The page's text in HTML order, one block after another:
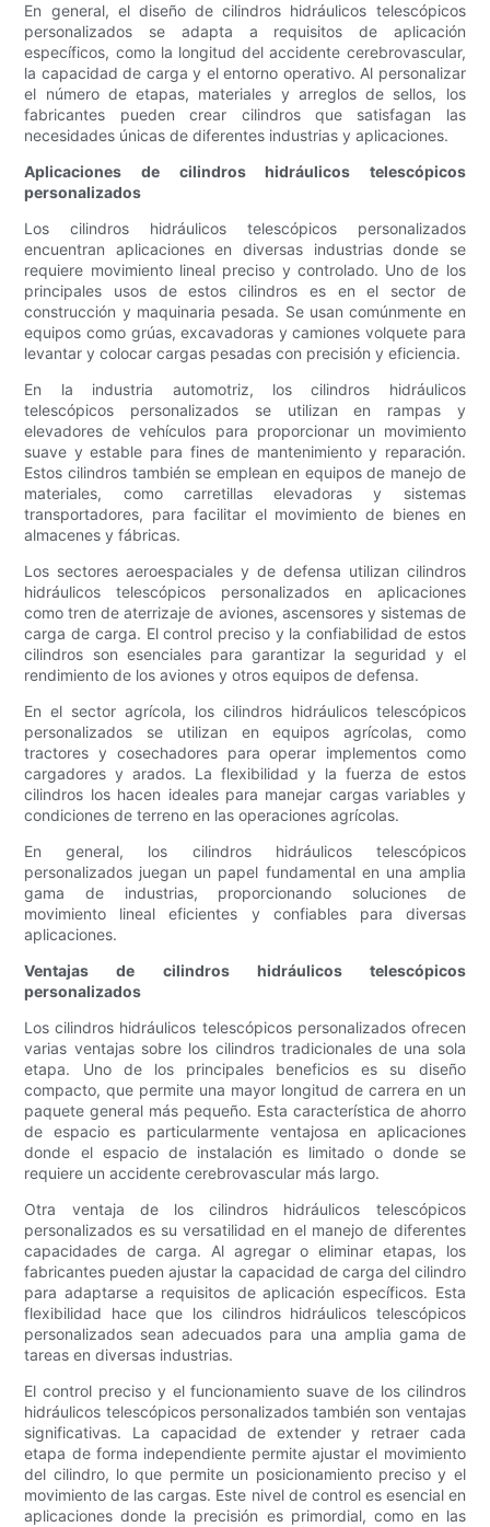
En general, el diseño de cilindros hidráulicos telescópicos
personalizados se adapta a requisitos de aplicación
específicos, como la longitud del accidente cerebrovascular,
la capacidad de carga y el entorno operativo. Al personalizar
el número de etapas, materiales y arreglos de sellos, los
fabricantes pueden crear cilindros que satisfagan las
necesidades únicas de diferentes industrias y aplicaciones.
Aplicaciones de cilindros hidráulicos telescópicos
personalizados
Los cilindros hidráulicos telescópicos personalizados
encuentran aplicaciones en diversas industrias donde se
requiere movimiento lineal preciso y controlado. Uno de los
principales usos de estos cilindros es en el sector de
construcción y maquinaria pesada. Se usan comúnmente en
equipos como grúas, excavadoras y camiones volquete para
levantar y colocar cargas pesadas con precisión y eficiencia.
En la industria automotriz, los cilindros hidráulicos
telescópicos personalizados se utilizan en rampas y
elevadores de vehículos para proporcionar un movimiento
suave y estable para fines de mantenimiento y reparación.
Estos cilindros también se emplean en equipos de manejo de
materiales, como carretillas elevadoras y sistemas
transportadores, para facilitar el movimiento de bienes en
almacenes y fábricas.
Los sectores aeroespaciales y de defensa utilizan cilindros
hidráulicos telescópicos personalizados en aplicaciones
como tren de aterrizaje de aviones, ascensores y sistemas de
carga de carga. El control preciso y la confiabilidad de estos
cilindros son esenciales para garantizar la seguridad y el
rendimiento de los aviones y otros equipos de defensa.
En el sector agrícola, los cilindros hidráulicos telescópicos
personalizados se utilizan en equipos agrícolas, como
tractores y cosechadores para operar implementos como
cargadores y arados. La flexibilidad y la fuerza de estos
cilindros los hacen ideales para manejar cargas variables y
condiciones de terreno en las operaciones agrícolas.
En general, los cilindros hidráulicos telescópicos
personalizados juegan un papel fundamental en una amplia
gama de industrias, proporcionando soluciones de
movimiento lineal eficientes y confiables para diversas
aplicaciones.
Ventajas de cilindros hidráulicos telescópicos
personalizados
Los cilindros hidráulicos telescópicos personalizados ofrecen
varias ventajas sobre los cilindros tradicionales de una sola
etapa. Uno de los principales beneficios es su diseño
compacto, que permite una mayor longitud de carrera en un
paquete general más pequeño. Esta característica de ahorro
de espacio es particularmente ventajosa en aplicaciones
donde el espacio de instalación es limitado o donde se
requiere un accidente cerebrovascular más largo.
Otra ventaja de los cilindros hidráulicos telescópicos
personalizados es su versatilidad en el manejo de diferentes
capacidades de carga. Al agregar o eliminar etapas, los
fabricantes pueden ajustar la capacidad de carga del cilindro
para adaptarse a requisitos de aplicación específicos. Esta
flexibilidad hace que los cilindros hidráulicos telescópicos
personalizados sean adecuados para una amplia gama de
tareas en diversas industrias.
El control preciso y el funcionamiento suave de los cilindros
hidráulicos telescópicos personalizados también son ventajas
significativas. La capacidad de extender y retraer cada
etapa de forma independiente permite ajustar el movimiento
del cilindro, lo que permite un posicionamiento preciso y el
movimiento de las cargas. Este nivel de control es esencial en
aplicaciones donde la precisión es primordial, como en las